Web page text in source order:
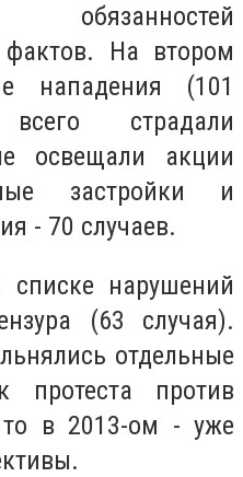
обязанностей
На втором
нападения (101
страдали
освещали акции
застройки и
- 70 случаев.
нарушений
(63 случая).
отдельные
протеста против
в 2013-ом - уже